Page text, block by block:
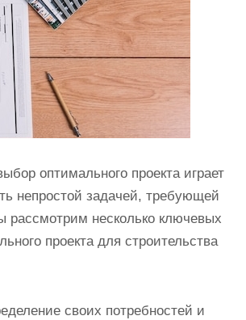
оптимального проекта играет
непростой задачей, требующей
рассмотрим несколько ключевых
проекта для строительства
своих потребностей и